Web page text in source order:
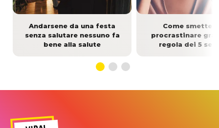
Andarsene da una festa
senza salutare nessuno fa
bene alla salute
Come
procrastinare
regola dei 5